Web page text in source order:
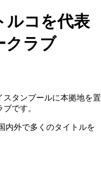
ルコを代表
クラブ
スタンブールに本拠地を置
です。
内外で多くのタイトルを